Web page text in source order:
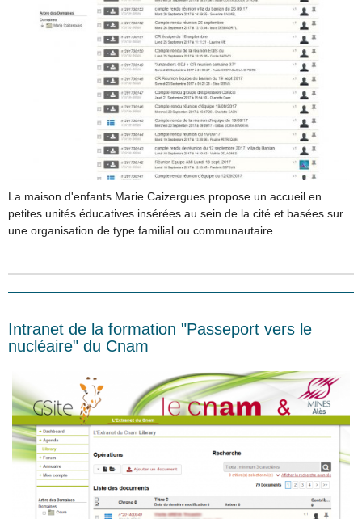
La maison d'enfants Marie Caizergues propose un accueil en
petites unités éducatives insérées au sein de la cité et basées sur
une organisation de type familial ou communautaire.
Intranet de la formation "Passeport vers le
nucléaire" du Cnam